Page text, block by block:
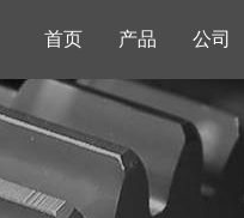
首页 产品 公司